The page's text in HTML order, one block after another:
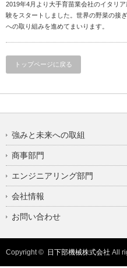
2019年4月より大手育苗業会社のイタリ
験をスタートしました。世界の野菜の接
への取り組みを進めてまいります。
トップページに戻る
強みと未来への取組
商事部門
エンジニアリング部門
会社情報
お問い合わせ
Copyright © 日下部機械株式会社 All